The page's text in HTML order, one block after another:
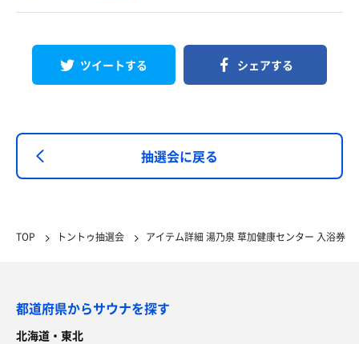
ツイートする シェアする
抽選会に戻る
TOP トントゥ抽選会 アイテム詳細 湯乃泉 草加健康センター 入浴券
都道府県からサウナを探す
北海道・東北